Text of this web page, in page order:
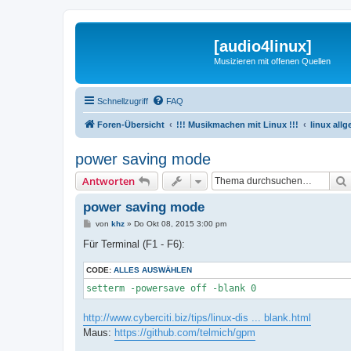
[audio4linux]
Musizieren mit offenen Quellen
Schnellzugriff FAQ
Foren-Übersicht !!! Musikmachen mit Linux !!! linux
power saving mode
Antworten
power saving mode
B
i
r
a
g
von khz» Do Okt 08, 2015 3:00 pm
Für Terminal (F1 - F6):
CODE: ALLES AUSWÄHLEN
setterm -powersave off -blank 0
http://www.cyberciti.biz/tips/linux-dis ... blank.html
Maus: https://github.com/telmich/gpm